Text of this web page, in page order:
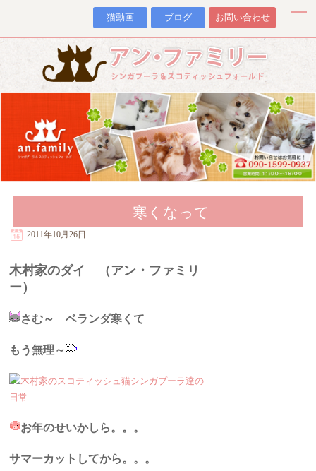
猫動画 ブログ お問い合わせ
寒くなって
2011年10月26日
木村家のダイ （アン・ファミリ
ー）
さむ～ ベランダ寒くて
もう無理～
お年のせいかしら。。。
サマーカット してから。。。